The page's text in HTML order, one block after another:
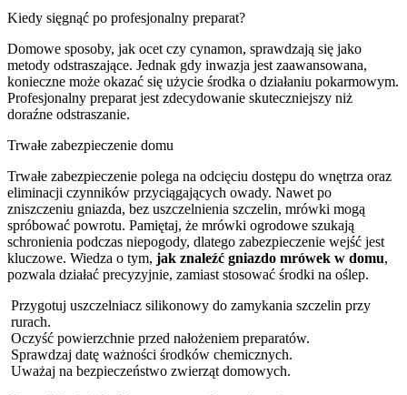
Kiedy sięgnąć po profesjonalny preparat?
Domowe sposoby, jak ocet czy cynamon, sprawdzają się jako
metody odstraszające. Jednak gdy inwazja jest zaawansowana,
konieczne może okazać się użycie środka o działaniu pokarmowym.
Profesjonalny preparat jest zdecydowanie skuteczniejszy niż
doraźne odstraszanie.
Trwałe zabezpieczenie domu
Trwałe zabezpieczenie polega na odcięciu dostępu do wnętrza oraz
eliminacji czynników przyciągających owady. Nawet po
zniszczeniu gniazda, bez uszczelnienia szczelin, mrówki mogą
spróbować powrotu. Pamiętaj, że mrówki ogrodowe szukają
schronienia podczas niepogody, dlatego zabezpieczenie wejść jest
kluczowe. Wiedza o tym, jak znaleźć gniazdo mrówek w domu,
pozwala działać precyzyjnie, zamiast stosować środki na oślep.
Przygotuj uszczelniacz silikonowy do zamykania szczelin przy
rurach.
Oczyść powierzchnie przed nałożeniem preparatów.
Sprawdzaj datę ważności środków chemicznych.
Uważaj na bezpieczeństwo zwierząt domowych.